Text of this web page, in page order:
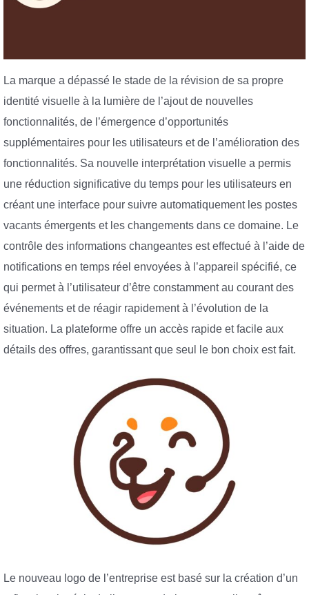
La marque a dépassé le stade de la révision de sa propre
identité visuelle à la lumière de l’ajout de nouvelles
fonctionnalités, de l’émergence d’opportunités
supplémentaires pour les utilisateurs et de l’amélioration des
fonctionnalités. Sa nouvelle interprétation visuelle a permis
une réduction significative du temps pour les utilisateurs en
créant une interface pour suivre automatiquement les postes
vacants émergents et les changements dans ce domaine. Le
contrôle des informations changeantes est effectué à l’aide de
notifications en temps réel envoyées à l’appareil spécifié, ce
qui permet à l’utilisateur d’être constamment au courant des
événements et de réagir rapidement à l’évolution de la
situation. La plateforme offre un accès rapide et facile aux
détails des offres, garantissant que seul le bon choix est fait.
Le nouveau logo de l’entreprise est basé sur la création d’un